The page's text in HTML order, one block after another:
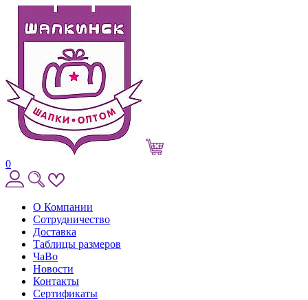
0
О Компании
Сотрудничество
Доставка
Таблицы размеров
ЧаВо
Новости
Контакты
Сертификаты